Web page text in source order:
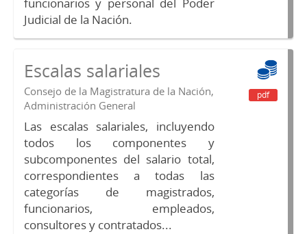
funcionarios y personal del Poder
Judicial de la Nación.
Escalas salariales
Consejo de la Magistratura de la Nación,
Administración General
Las escalas salariales, incluyendo
todos los componentes y
subcomponentes del salario total,
correspondientes a todas las
categorías de magistrados,
funcionarios, empleados,
consultores y contratados...
pdf